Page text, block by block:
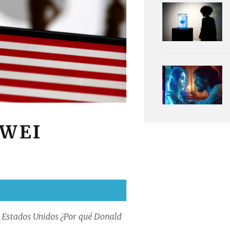
Unidos ¿Por qué Donald